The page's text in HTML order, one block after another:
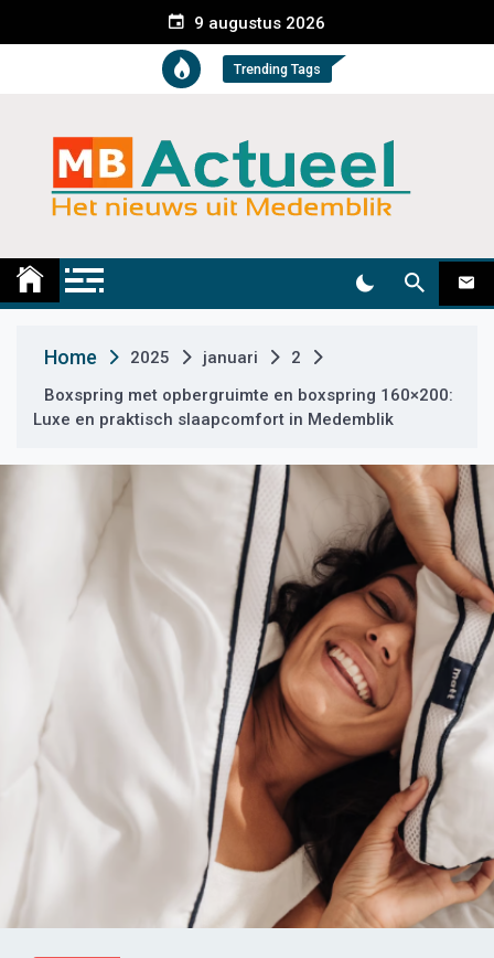
e
t
9 augustus 2026
Trending Tags
Medemblik Actueel
Home 2025 januari
2
Boxspring met opbergruimte en boxspring 160×200:
Luxe en praktisch slaapcomfort in Medemblik